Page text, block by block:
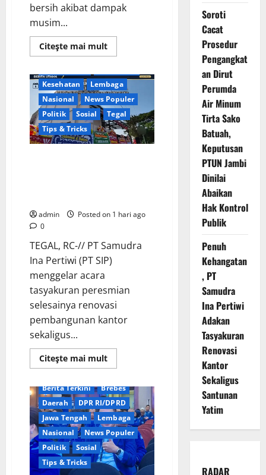
bersih akibat dampak
musim...
Citeşte mai multRead
more
Kemukten
Antusias
Sambut
Bantuan
Air
Bersih
dari
H.
Hadi
Berita Terkini
Business
Daerah
Ekonomi
Kesehatan
Lembaga
Nasional
News Populer
Politik
Sosial
Tegal
Tips & Tricks
admin
Posted on 1 hari ago
0
TEGAL, RC-// PT Samudra
Ina Pertiwi (PT SIP)
menggelar acara
tasyakuran peresmian
selesainya renovasi
pembangunan kantor
sekaligus...
Citeşte mai multRead
more
Kehangatan,
PT
Samudra
Ina
Pertiwi
Adakan
Tasyakuran
Renovasi
Kantor
Sekaligus
Berita Terkini
Brebes
Daerah
DPR RI/DPRD
Jawa Tengah
Lembaga
Nasional
News Populer
Politik
Sosial
Tips & Tricks
Soroti
Cacat
Prosedur
Pengangkat
an Dirut
Perumda
Air Minum
Tirta Sako
Batuah,
Keputusan
PTUN Jambi
Dinilai
Abaikan
Hak Kontrol
Publik
Penuh
Kehangatan
, PT
Samudra
Ina Pertiwi
Adakan
Tasyakuran
Renovasi
Kantor
Sekaligus
Santunan
Yatim
RADAR